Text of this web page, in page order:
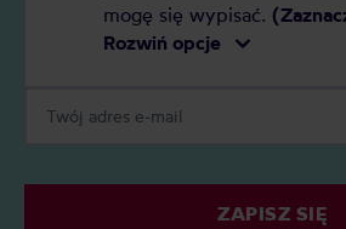
mogę się wypisać.
Rozwiń opcje
ZAPISZ SIĘ